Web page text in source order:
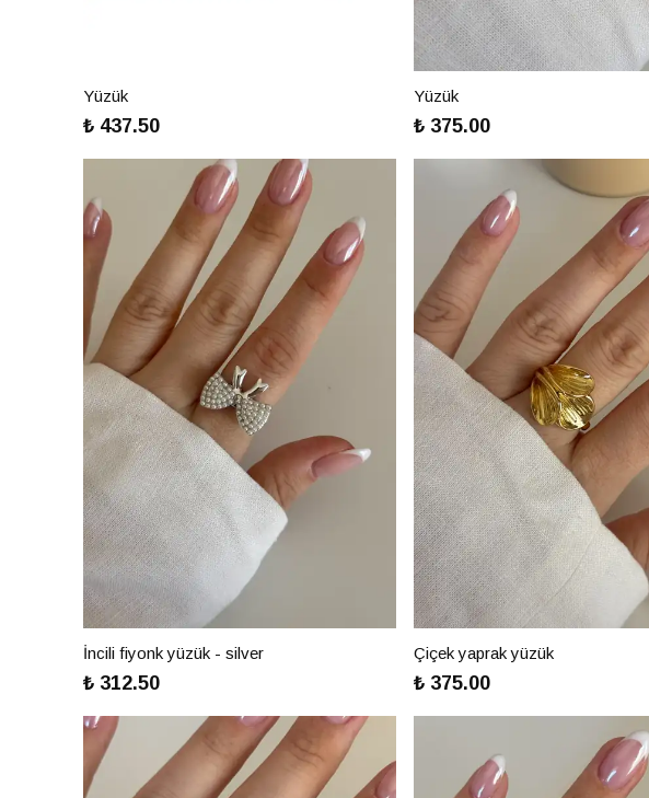
Yüzük
₺ 437.50
Yüzük
₺ 375.00
İncili fiyonk yüzük - silver
₺ 312.50
Çiçek yaprak yüzük
₺ 375.00